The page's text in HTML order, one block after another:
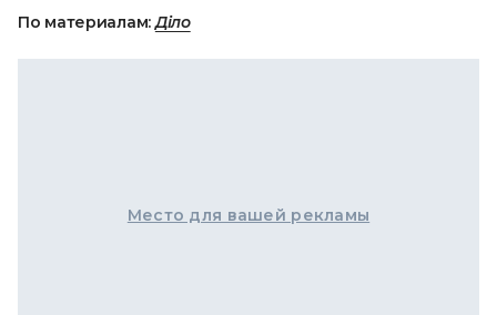
По материалам:Діло
Место для вашей рекламы